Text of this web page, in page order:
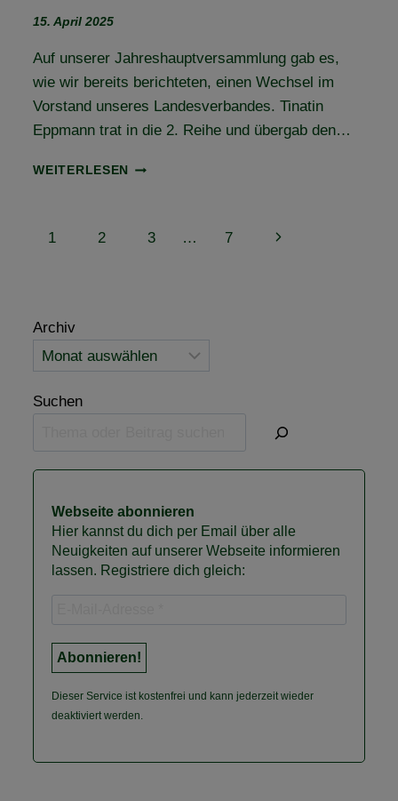
15. April 2025
Auf unserer Jahreshauptversammlung gab es,
wie wir bereits berichteten, einen Wechsel im
Vorstand unseres Landesverbandes. Tinatin
Eppmann trat in die 2. Reihe und übergab den…
WEITERLESEN
VORSTANDSWECHSEL
Seitennavigation
1 2 3 … 7
Nächste
Archiv
Suchen
Webseite abonnieren
Hier kannst du dich per Email über alle
Neuigkeiten auf unserer Webseite informieren
lassen. Registriere dich gleich:
Dieser Service ist kostenfrei und kann jederzeit wieder
deaktiviert werden.